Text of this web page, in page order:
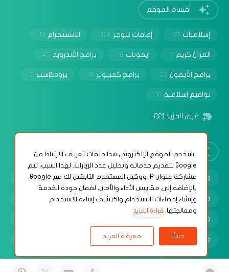
أقسام الموقع
إسلاميات 67 إضافات بلوجر 108 الانستقرام 13
القرآن كريم 7 ايقونات 18 برامج الأندرويد 45
برامج الأيفون 23 برامج كمبيوتر 18 برودكاست 2
تواقيع اسلامية 18
عرض المزيد (22)
روابط مهمة
سياسة الخصوصية
شروط الإستخدام
الأرشيف
حلولي | مدونة تقنية
‏يستخدم الموقع الإلكتروني هذا ملفات تعريف الارتباط من
Google لتقديم خدماته وتحليل عدد الزيارات. لهذا السبب، تتم
مشاركة عنوان IP ووكيل المستخدم التابعَين لك مع Google،
بالإضافة إلى مقاييس الأداء والأمان، لضمان جودة الخدمة
وإنشاء إحصاءات الاستخدام واكتشاف إساءة الاستخدام
ومعالجتها. قراءة المزيد
حسنًا معرفة المزيد